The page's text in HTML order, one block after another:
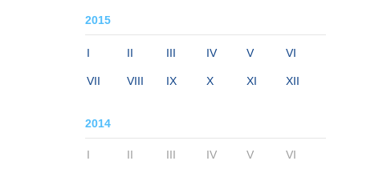
2015
I II III IV V VI
VII VIII IX X XI XII
2014
I II III IV V VI